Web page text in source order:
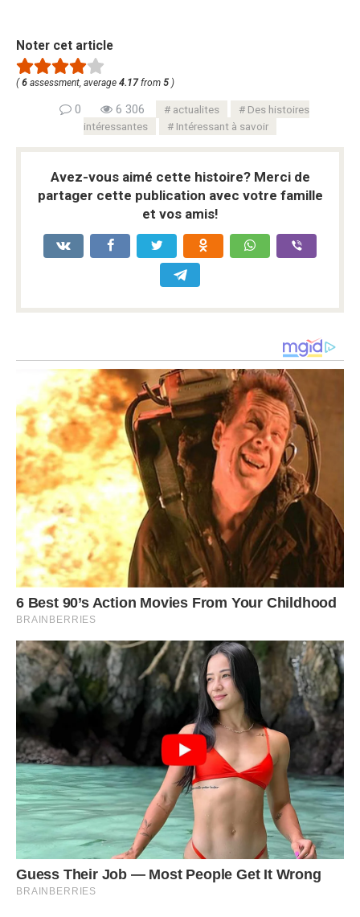
Noter cet article
( 6 assessment, average 4.17from 5 )
0 6 306 actualites
Des histoires
intéressantes
Intéressant à savoir
Avez-vous aimé cette histoire? Merci de
partager cette publication avec votre famille
et vos amis!